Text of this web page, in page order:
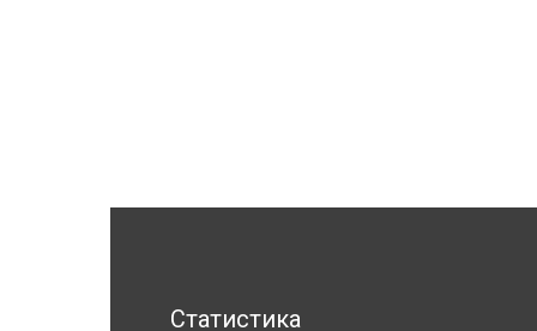
Статистика